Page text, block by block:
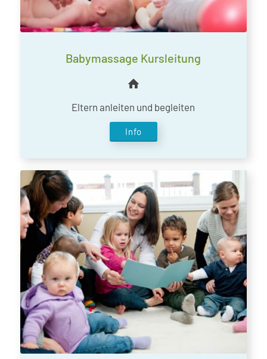
Babymassage Kursleitung
Eltern anleiten und begleiten
Info